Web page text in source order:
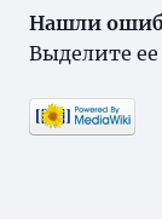
Нашли
Выделите